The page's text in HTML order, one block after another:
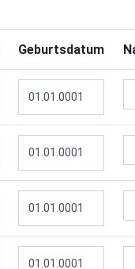
Geburtsdatum